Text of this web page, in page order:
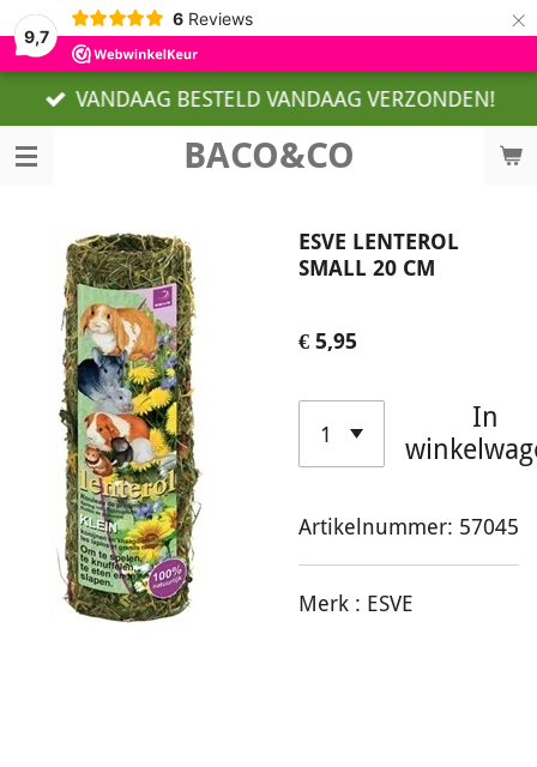
9,7
6 Reviews ×
BACO&CO
VANDAAG BESTELD VANDAAG VERZONDEN!
ESVE LENTEROL
SMALL 20 CM
€ 5,95
In
Artikelnummer: 57045
Merk : ESVE